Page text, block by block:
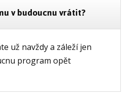
v budoucnu vrátit?
už navždy a záleží jen
program opět